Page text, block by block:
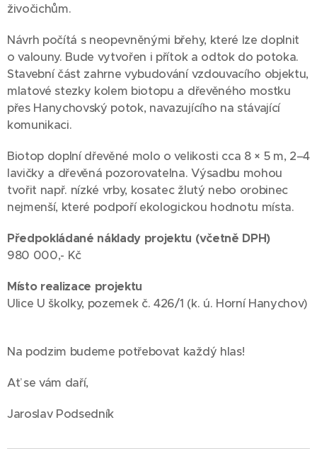
živočichům.
Návrh počítá s neopevněnými břehy, které lze doplnit
o valouny. Bude vytvořen i přítok a odtok do potoka.
Stavební část zahrne vybudování vzdouvacího objektu,
mlatové stezky kolem biotopu a dřevěného mostku
přes Hanychovský potok, navazujícího na stávající
komunikaci.
Biotop doplní dřevěné molo o velikosti cca 8 × 5 m, 2–4
lavičky a dřevěná pozorovatelna. Výsadbu mohou
tvořit např. nízké vrby, kosatec žlutý nebo orobinec
nejmenší, které podpoří ekologickou hodnotu místa.
Předpokládané náklady projektu (včetně DPH)
980 000,- Kč
Místo realizace projektu
Ulice U školky, pozemek č. 426/1 (k. ú. Horní Hanychov)
Na podzim budeme potřebovat každý hlas!
Ať se vám daří,
Jaroslav Podsedník